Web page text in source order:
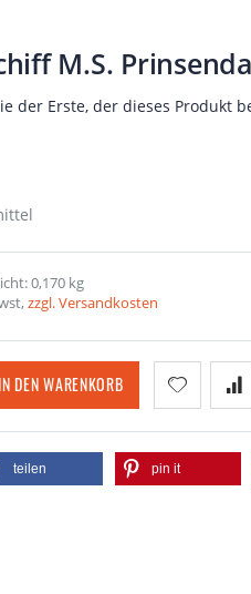
M.S.
der Erste, der dieses Produkt
0,170 kg
zzgl. Versandkosten
IN DEN WARENKORB
teilen pin it